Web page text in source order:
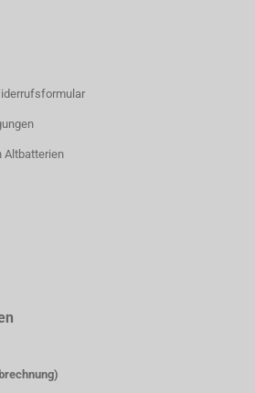
Altbatterien